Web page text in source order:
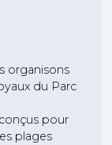
organisons
du Parc
pour
plages